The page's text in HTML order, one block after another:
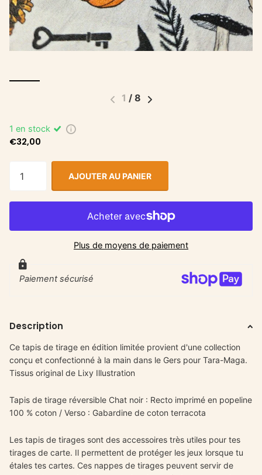
1 / 8
1 en stock
€32,00
AJOUTER AU PANIER
Plus de moyens de paiement
Paiement sécurisé
Description
Ce tapis de tirage en édition limitée provient d'une collection
conçu et confectionné à la main dans le Gers pour Tara-Maga.
Tissus original de Lixy Illustration
Tapis de tirage réversible Chat noir : Recto imprimé en popeline
100 % coton / Verso : Gabardine de coton terracota
Les tapis de tirages sont des accessoires très utiles pour tes
tirages de carte. Il permettent de protéger les jeux lorsque tu
étales tes cartes. Ces nappes de tirages peuvent servir de